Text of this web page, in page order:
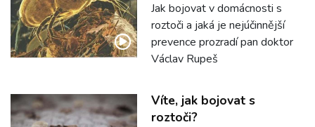
Jak bojovat v domácnosti s
roztoči a jaká je nejúčinnější
prevence prozradí pan doktor
Václav Rupeš
Víte, jak bojovat s
roztoči?